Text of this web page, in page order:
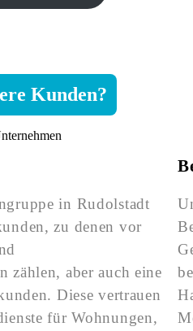
Kunden?
in Rudolstadt
zu denen vor
zählen, aber auch eine
Diese vertrauen
für Wohnungen,